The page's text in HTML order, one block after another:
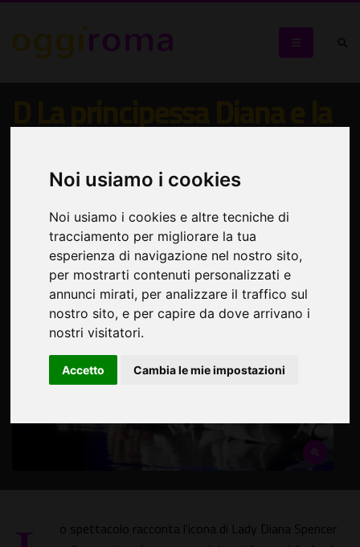
Noi usiamo i cookies
Noi usiamo i cookies e altre tecniche di
tracciamento per migliorare la tua
esperienza di navigazione nel nostro sito,
per mostrarti contenuti personalizzati e
annunci mirati, per analizzare il traffico sul
nostro sito, e per capire da dove arrivano i
nostri visitatori.
Accetto Cambia le mie impostazioni
L'icona di Lady Diana Spencer nelle sue vicende umane,
o spettacolo racconta l'icona di Lady Diana Spencer